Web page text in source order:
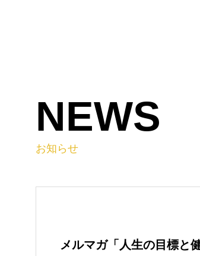
NEWS
お知らせ
メルマガ「人生の目標と